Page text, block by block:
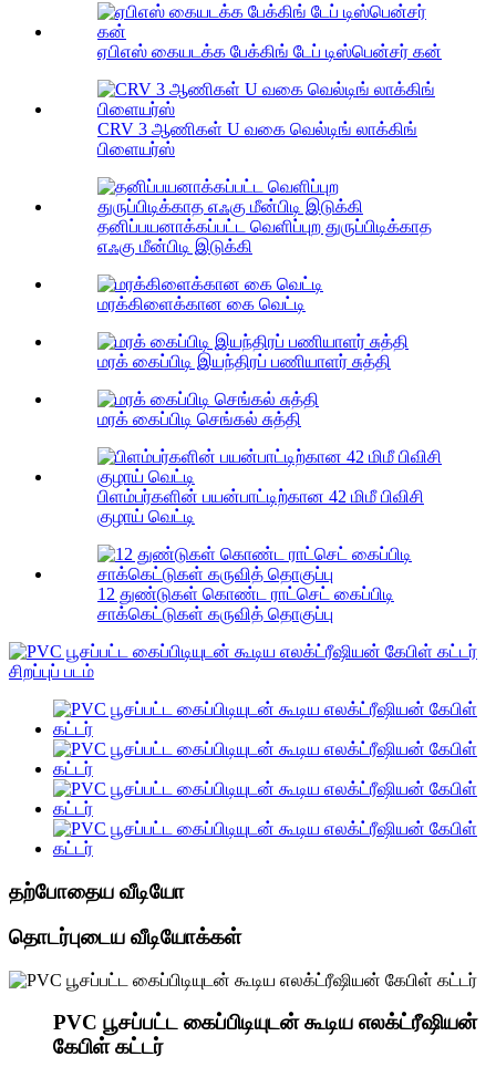
ஏபிஎஸ் கையடக்க பேக்கிங் டேப் டிஸ்பென்சர் கன்
CRV 3 ஆணிகள் U வகை வெல்டிங் லாக்கிங்
பிளையர்ஸ்
தனிப்பயனாக்கப்பட்ட வெளிப்புற துருப்பிடிக்காத
எஃகு மீன்பிடி இடுக்கி
மரக்கிளைக்கான கை வெட்டி
மரக் கைப்பிடி இயந்திரப் பணியாளர் சுத்தி
மரக் கைப்பிடி செங்கல் சுத்தி
பிளம்பர்களின் பயன்பாட்டிற்கான 42 மிமீ பிவிசி
குழாய் வெட்டி
12 துண்டுகள் கொண்ட ராட்செட் கைப்பிடி
சாக்கெட்டுகள் கருவித் தொகுப்பு
தற்போதைய வீடியோ
தொடர்புடைய வீடியோக்கள்
PVC பூசப்பட்ட கைப்பிடியுடன் கூடிய எலக்ட்ரீஷியன்
கேபிள் கட்டர்